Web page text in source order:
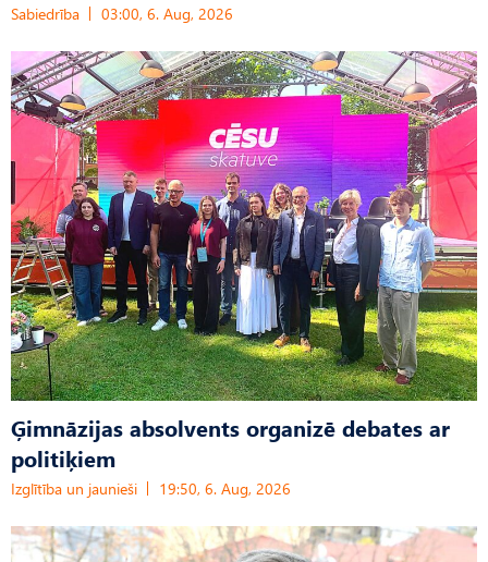
Sabiedrība 03:00, 6. Aug, 2026
Ģimnāzijas absolvents organizē debates ar
politiķiem
Izglītība un jaunieši 19:50, 6. Aug, 2026